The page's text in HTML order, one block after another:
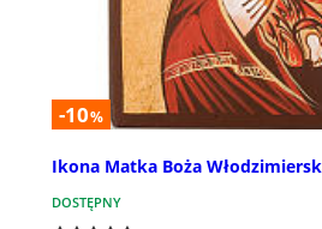
-10%
Ikona Matka Boża
DOSTĘPNY